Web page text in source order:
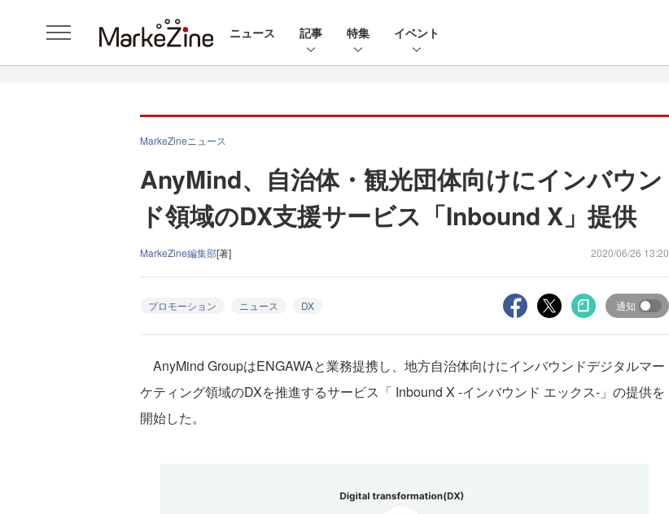
ニュース 記事 特集 イベント
MarkeZineニュース
AnyMind、自治体・観光団体向けにインバウン
ド領域のDX支援サービス「Inbound X」提供
MarkeZine編集部[著] 2020/06/26 13:20
プロモーション ニュース DX 通知
AnyMind GroupはENGAWAと業務提携し、地方自治体向けにインバウンドデジタルマー
ケティング領域のDXを推進するサービス「 Inbound X -インバウンド エックス-」の提供を
開始した。